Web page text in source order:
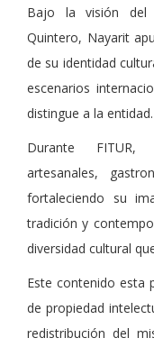
Bajo la visión del
Quintero, Nayarit
de su identidad
escenarios
distingue a la entidad.
Durante FITUR,
artesanales,
fortaleciendo su
tradición y
diversidad cultural
Este contenido esta
de propiedad
redistribución del